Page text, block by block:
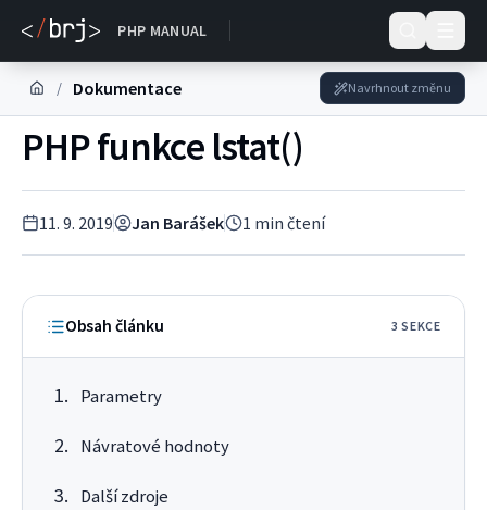
PHP MANUAL
Dokumentace
/ Dokumentace Navrhnout změnu
PHP funkce lstat()
11. 9. 2019 Jan Barášek 1 min čtení
Obsah článku 3 SEKCE
Parametry
Návratové hodnoty
Další zdroje